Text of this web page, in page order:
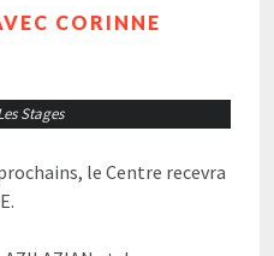
CORINNE
Stages
le Centre recevra